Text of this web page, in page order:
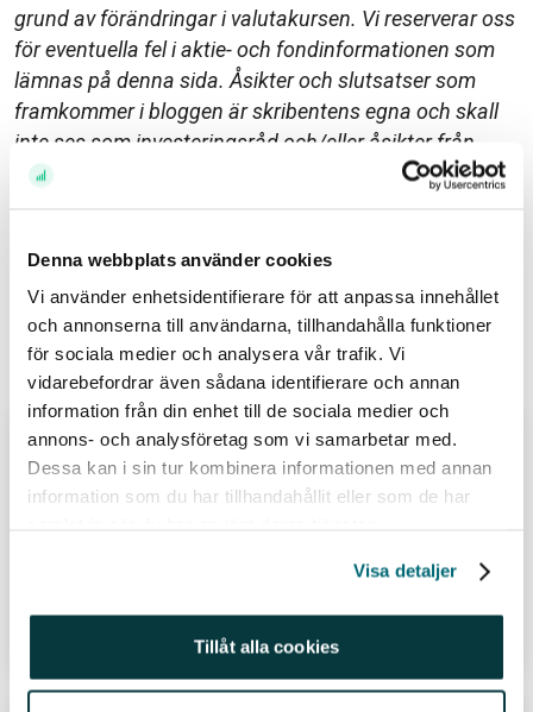
Denna webbplats använder cookies
Vi använder enhetsidentifierare för att anpassa innehållet
och annonserna till användarna, tillhandahålla funktioner
för sociala medier och analysera vår trafik. Vi
vidarebefordrar även sådana identifierare och annan
information från din enhet till de sociala medier och
annons- och analysföretag som vi samarbetar med.
Dessa kan i sin tur kombinera informationen med annan
information som du har tillhandahållit eller som de har
Visa detaljer
Tillåt alla cookies
grund av förändringar i valutakursen. Vi reserverar oss
för eventuella fel i aktie- och fondinformationen som
lämnas på denna sida. Åsikter och slutsatser som
framkommer i bloggen är skribentens egna och skall
inte ses som investeringsråd och/eller åsikter från
Avanza.
Avanza (459) Kom igång (72) Pension (128)
Relaterade inlägg
Inför öppning: Rapporterande
bolagen som köpts – och sålts
Läs hela inlägget